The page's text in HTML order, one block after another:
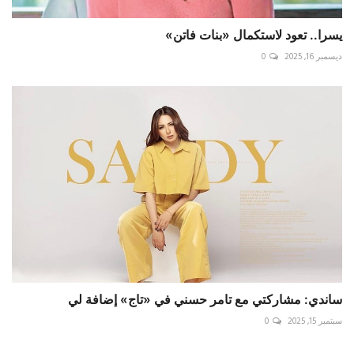
يسرا.. تعود لاستكمال «بنات فاتن»
ديسمبر 16, 2025 0
ساندي: مشاركتي مع تامر حسني في «تاج» إضافة لي
سبتمبر 15, 2025 0